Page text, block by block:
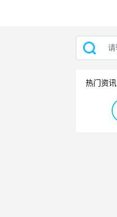
热门资讯